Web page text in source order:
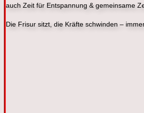
auch Zeit für Entspannung & gemeinsame
Die Frisur sitzt, die Kräfte schwinden –